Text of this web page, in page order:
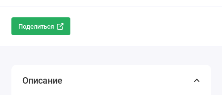
Поделиться
Описание